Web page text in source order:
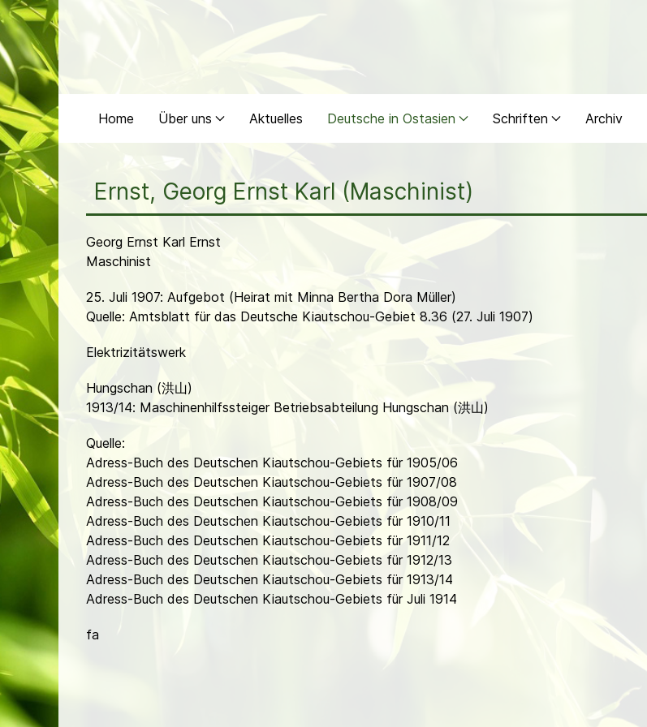
Home Über uns Aktuelles Deutsche in Ostasien Schriften Archiv
Ernst, Georg Ernst Karl (Maschinist)
Georg Ernst Karl Ernst
Maschinist
25. Juli 1907: Aufgebot (Heirat mit Minna Bertha Dora Müller)
Quelle: Amtsblatt für das Deutsche Kiautschou-Gebiet 8.36 (27. Juli 1907)
Elektrizitätswerk
Hungschan (洪山)
1913/14: Maschinenhilfssteiger Betriebsabteilung Hungschan (洪山)
Quelle:
Adress-Buch des Deutschen Kiautschou-Gebiets für 1905/06
Adress-Buch des Deutschen Kiautschou-Gebiets für 1907/08
Adress-Buch des Deutschen Kiautschou-Gebiets für 1908/09
Adress-Buch des Deutschen Kiautschou-Gebiets für 1910/11
Adress-Buch des Deutschen Kiautschou-Gebiets für 1911/12
Adress-Buch des Deutschen Kiautschou-Gebiets für 1912/13
Adress-Buch des Deutschen Kiautschou-Gebiets für 1913/14
Adress-Buch des Deutschen Kiautschou-Gebiets für Juli 1914
fa